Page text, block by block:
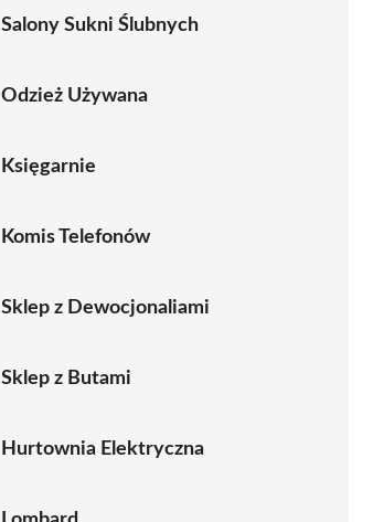
Salony Sukni Ślubnych
Odzież Używana
Księgarnie
Komis Telefonów
Sklep z Dewocjonaliami
Sklep z Butami
Hurtownia Elektryczna